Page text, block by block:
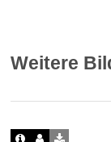
Weitere